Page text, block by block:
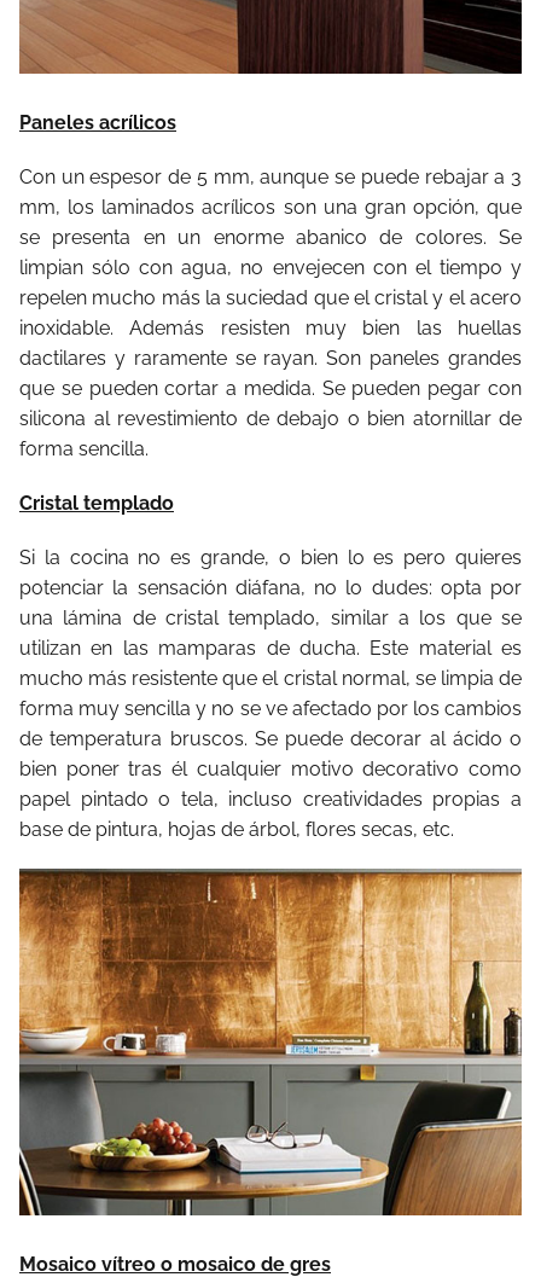
Paneles acrílicos
Con un espesor de 5 mm, aunque se puede rebajar a 3
mm, los laminados acrílicos son una gran opción, que
se presenta en un enorme abanico de colores. Se
limpian sólo con agua, no envejecen con el tiempo y
repelen mucho más la suciedad que el cristal y el acero
inoxidable. Además resisten muy bien las huellas
dactilares y raramente se rayan. Son paneles grandes
que se pueden cortar a medida. Se pueden pegar con
silicona al revestimiento de debajo o bien atornillar de
forma sencilla.
Cristal templado
Si la cocina no es grande, o bien lo es pero quieres
potenciar la sensación diáfana, no lo dudes: opta por
una lámina de cristal templado, similar a los que se
utilizan en las mamparas de ducha. Este material es
mucho más resistente que el cristal normal, se limpia de
forma muy sencilla y no se ve afectado por los cambios
de temperatura bruscos. Se puede decorar al ácido o
bien poner tras él cualquier motivo decorativo como
papel pintado o tela, incluso creatividades propias a
base de pintura, hojas de árbol, flores secas, etc.
Mosaico vítreo o mosaico de gres